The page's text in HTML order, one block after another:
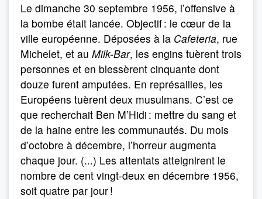
Le dimanche 30 septembre 1956, l’offensive à
la bombe était lancée. Objectif : le cœur de la
ville européenne. Déposées à la Cafeteria, rue
Michelet, et au Milk-Bar, les engins tuèrent trois
personnes et en blessèrent cinquante dont
douze furent amputées. En représailles, les
Européens tuèrent deux musulmans. C’est ce
que recherchait Ben M’Hidi : mettre du sang et
de la haine entre les communautés. Du mois
d’octobre à décembre, l’horreur augmenta
chaque jour. (...) Les attentats atteignirent le
nombre de cent vingt-deux en décembre 1956,
soit quatre par jour !